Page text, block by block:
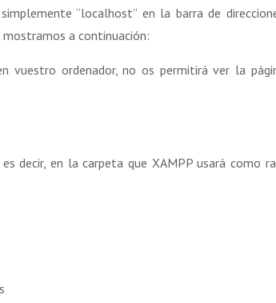
“localhost” en la barra de
a continuación:
ordenador, no os permitirá ver la
decir, en la carpeta que XAMPP usará como